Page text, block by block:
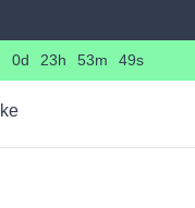
0d 23h 53m 47s